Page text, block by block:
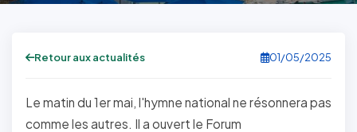
Retour aux actualités 01/05/2025
Le matin du 1er mai, l'hymne national ne résonnera pas
comme les autres. Il a ouvert le Forum